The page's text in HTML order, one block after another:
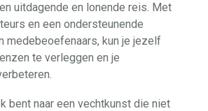
uitdagende en lonende reis. Met
en een ondersteunende
medebeoefenaars, kun je jezelf
te verleggen en je
bent naar een vechtkunst die niet